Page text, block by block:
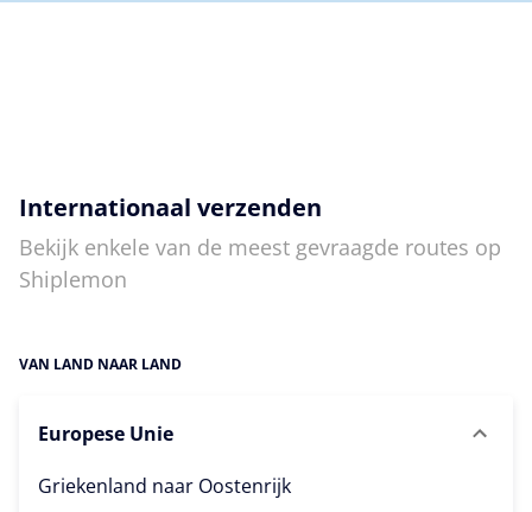
Internationaal verzenden
Bekijk enkele van de meest gevraagde routes op
Shiplemon
VAN LAND NAAR LAND
Europese Unie
Griekenland naar Oostenrijk